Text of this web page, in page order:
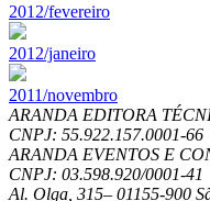
2012/fevereiro
2012/janeiro
2011/novembro
ARANDA EDITORA
CNPJ: 55.922.157.0001-66
ARANDA EVENTOS E
CNPJ: 03.598.920/0001-41
Al. Olga, 315– 01155-900